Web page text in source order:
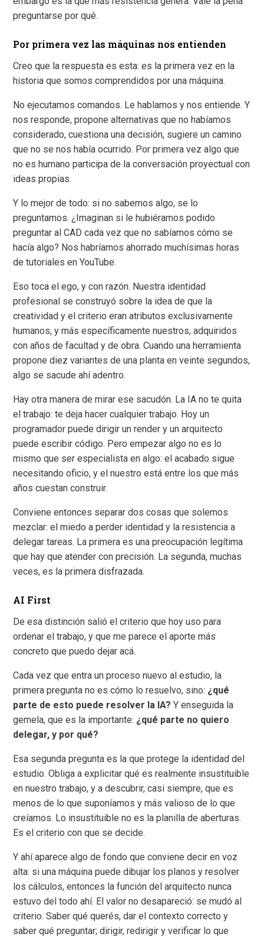
preguntarse por qué.
Por primera vez las máquinas nos entienden
Creo que la respuesta es esta: es la primera vez en la
historia que somos comprendidos por una máquina.
No ejecutamos comandos. Le hablamos y nos entiende. Y
nos responde, propone alternativas que no habíamos
considerado, cuestiona una decisión, sugiere un camino
que no se nos había ocurrido. Por primera vez algo que
no es humano participa de la conversación proyectual con
ideas propias.
Y lo mejor de todo: si no sabemos algo, se lo
preguntamos. ¿Imaginan si le hubiéramos podido
preguntar al CAD cada vez que no sabíamos cómo se
hacía algo? Nos habríamos ahorrado muchísimas horas
de tutoriales en YouTube.
Eso toca el ego, y con razón. Nuestra identidad
profesional se construyó sobre la idea de que la
creatividad y el criterio eran atributos exclusivamente
humanos, y más específicamente nuestros, adquiridos
con años de facultad y de obra. Cuando una herramienta
propone diez variantes de una planta en veinte segundos,
algo se sacude ahí adentro.
Hay otra manera de mirar ese sacudón. La IA no te quita
el trabajo: te deja hacer cualquier trabajo. Hoy un
programador puede dirigir un render y un arquitecto
puede escribir código. Pero empezar algo no es lo
mismo que ser especialista en algo: el acabado sigue
necesitando oficio, y el nuestro está entre los que más
años cuestan construir.
Conviene entonces separar dos cosas que solemos
mezclar: el miedo a perder identidad y la resistencia a
delegar tareas. La primera es una preocupación legítima
que hay que atender con precisión. La segunda, muchas
veces, es la primera disfrazada.
AI First
De esa distinción salió el criterio que hoy uso para
ordenar el trabajo, y que me parece el aporte más
concreto que puedo dejar acá.
Cada vez que entra un proceso nuevo al estudio, la
primera pregunta no es cómo lo resuelvo, sino: ¿qué
parte de esto puede resolver la IA? Y enseguida la
gemela, que es la importante: ¿qué parte no quiero
delegar, y por qué?
Esa segunda pregunta es la que protege la identidad del
estudio. Obliga a explicitar qué es realmente insustituible
en nuestro trabajo, y a descubrir, casi siempre, que es
menos de lo que suponíamos y más valioso de lo que
creíamos. Lo insustituible no es la planilla de aberturas.
Es el criterio con que se decide.
Y ahí aparece algo de fondo que conviene decir en voz
alta: si una máquina puede dibujar los planos y resolver
los cálculos, entonces la función del arquitecto nunca
estuvo del todo ahí. El valor no desapareció: se mudó al
criterio. Saber qué querés, dar el contexto correcto y
saber qué preguntar; dirigir, redirigir y verificar lo que